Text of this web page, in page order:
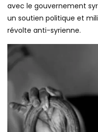
avec le gouvernement
un soutien politique et
révolte anti-syrienne.